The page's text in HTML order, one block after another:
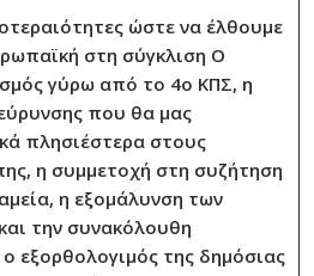
ώστε να έλθουμε
στη σύγκλιση Ο
γύρω από το 4ο ΚΠΣ, η
που θα μας
πλησιέστερα στους
η συμμετοχή στη συζήτηση
η εξομάλυνση των
την συνακόλουθη
εξορθολογιμός της δημόσιας